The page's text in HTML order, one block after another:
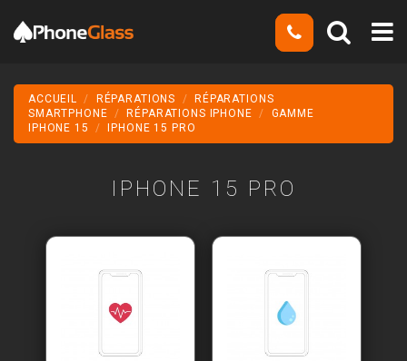
ACCUEIL RÉPARATIONS
RÉPARATIONS
SMARTPHONE
RÉPARATIONS IPHONE
GAMME
IPHONE 15
IPHONE 15 PRO
IPHONE 15 PRO